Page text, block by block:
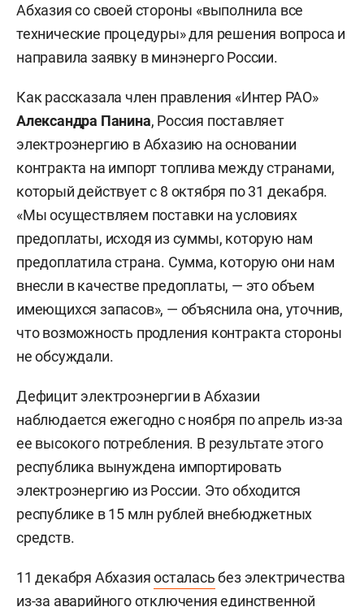
Абхазия со своей стороны «выполнила все
технические процедуры» для решения вопроса и
направила заявку в минэнерго России.
Как рассказала член правления «Интер РАО»
Александра Панина, Россия поставляет
электроэнергию в Абхазию на основании
контракта на импорт топлива между странами,
который действует с 8 октября по 31 декабря.
«Мы осуществляем поставки на условиях
предоплаты, исходя из суммы, которую нам
предоплатила страна. Сумма, которую они нам
внесли в качестве предоплаты, — это объем
имеющихся запасов», — объяснила она, уточнив,
что возможность продления контракта стороны
не обсуждали.
Дефицит электроэнергии в Абхазии
наблюдается ежегодно с ноября по апрель из-за
ее высокого потребления. В результате этого
республика вынуждена импортировать
электроэнергию из России. Это обходится
республике в 15 млн рублей внебюджетных
средств.
11 декабря Абхазияосталасьбез электричества
из-за аварийного отключения единственной